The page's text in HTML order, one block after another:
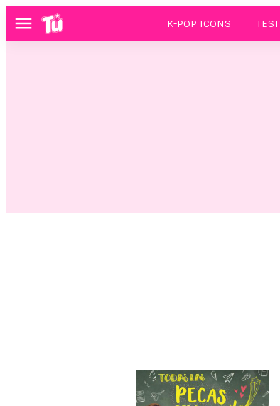
Menú K-POP ICONS TEST